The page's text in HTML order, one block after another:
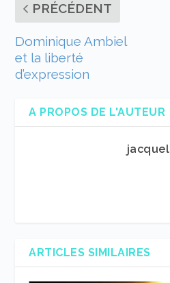
PRÉCÉDENT
Dominique Ambiel
et la liberté
d’expression
A PROPOS DE L'AUTEUR
ARTICLES SIMILAIRES